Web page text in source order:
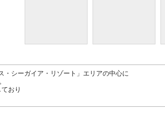
・シーガイア・リゾート」エリアの中心に
おり